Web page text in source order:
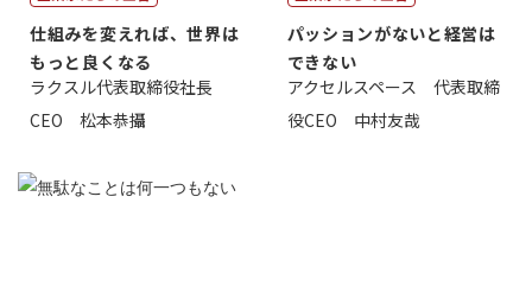
仕組みを変えれば、世界は
もっと良くなる
ラクスル代表取締役社長
CEO 松本恭攝
パッションがないと経営は
できない
アクセルスペース 代表取締
役CEO 中村友哉